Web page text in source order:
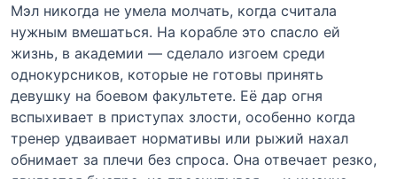
Мэл никогда не умела молчать, когда считала
нужным вмешаться. На корабле это спасло ей
жизнь, в академии — сделало изгоем среди
однокурсников, которые не готовы принять
девушку на боевом факультете. Её дар огня
вспыхивает в приступах злости, особенно когда
тренер удваивает нормативы или рыжий нахал
обнимает за плечи без спроса. Она отвечает резко,